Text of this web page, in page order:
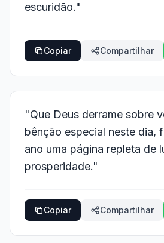
escuridão."
Copiar Compartilhar
"Que Deus derrame sobre
bênção especial neste dia,
ano uma página repleta de
prosperidade."
Copiar Compartilhar